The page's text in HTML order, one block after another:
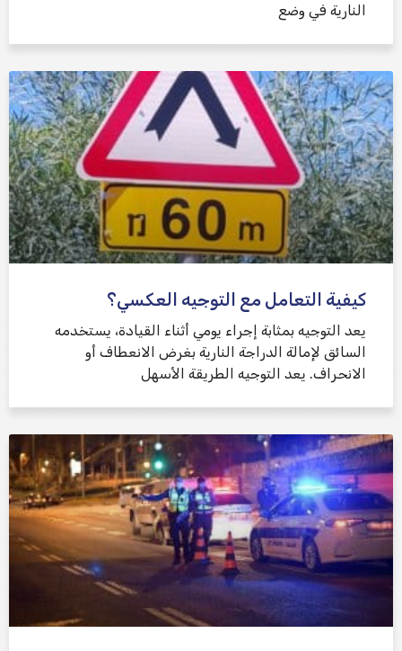
النارية في وضع
كيفية التعامل مع التوجيه العكسي؟
يعد التوجيه بمثابة إجراء يومي أثناء القيادة، يستخدمه
السائق لإمالة الدراجة النارية بغرض الانعطاف أو
الانحراف. يعد التوجيه الطريقة الأسهل